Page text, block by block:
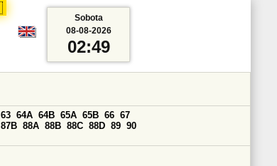
63 64A 64B 65A 65B 66 67
87B 88A 88B 88C 88D 89 90
Sobota
08-08-2026
02:49